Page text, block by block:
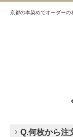
制作例
京都の本染めでオーダーの
Q.何枚から注